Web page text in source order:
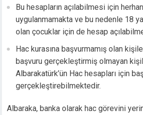
escort
giriş
giriş
giriş
giriş
Bu hesapların açılabilmesi için
uygulanmamakta ve bu nedenle 18
olan çocuklar için de hesap
Hac kurasına başvurmamış olan
başvuru gerçekleştirmiş olmayan
Albarakatürk’ün Hac hesapları için
gerçekleştirebilmektedir.
Albaraka, banka olarak hac görevini